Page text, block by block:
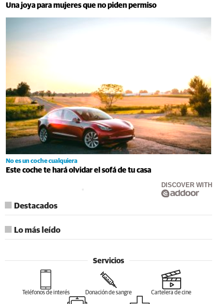
Una joya para mujeres que no piden permiso
No es un coche cualquiera
Este coche te hará olvidar el sofá de tu casa
DISCOVER WITH
Destacados
Lo más leído
Servicios
Teléfonos de interés Donación de sangre Cartelera de cine